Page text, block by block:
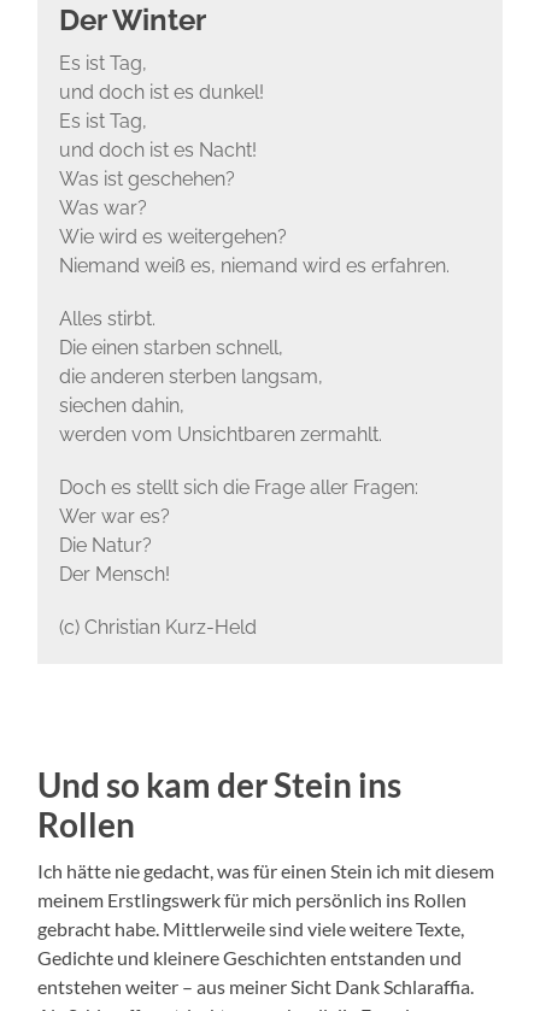
Der Winter
Es ist Tag,
und doch ist es dunkel!
Es ist Tag,
und doch ist es Nacht!
Was ist geschehen?
Was war?
Wie wird es weitergehen?
Niemand weiß es, niemand wird es erfahren.
Alles stirbt.
Die einen starben schnell,
die anderen sterben langsam,
siechen dahin,
werden vom Unsichtbaren zermahlt.
Doch es stellt sich die Frage aller Fragen:
Wer war es?
Die Natur?
Der Mensch!
(c) Christian Kurz-Held
Und so kam der Stein ins
Rollen
Ich hätte nie gedacht, was für einen Stein ich mit diesem
meinem Erstlingswerk für mich persönlich ins Rollen
gebracht habe. Mittlerweile sind viele weitere Texte,
Gedichte und kleinere Geschichten entstanden und
entstehen weiter – aus meiner Sicht Dank Schlaraffia.